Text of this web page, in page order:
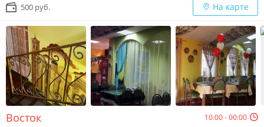
500 руб. На карте
Восток 10:00 - 00:00